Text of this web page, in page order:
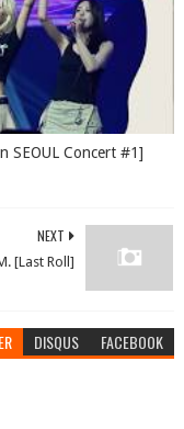
SEOUL Concert #1]
NEXT
[Last Roll]
DISQUS FACEBOOK